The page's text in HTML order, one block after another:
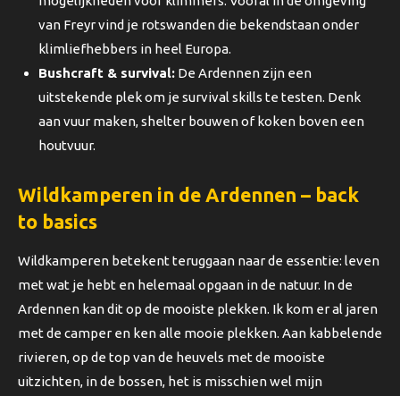
van Freyr vind je rotswanden die bekendstaan onder
klimliefhebbers in heel Europa.
Bushcraft & survival:De Ardennen zijn een
uitstekende plek om je survival skills te testen. Denk
aan vuur maken, shelter bouwen of koken boven een
houtvuur.
Wildkamperen in de Ardennen – back
to basics
Wildkamperen betekent teruggaan naar de essentie: leven
met wat je hebt en helemaal opgaan in de natuur. In de
Ardennen kan dit op de mooiste plekken. Ik kom er al jaren
met de camper en ken alle mooie plekken. Aan kabbelende
rivieren, op de top van de heuvels met de mooiste
uitzichten, in de bossen, het is misschien wel mijn